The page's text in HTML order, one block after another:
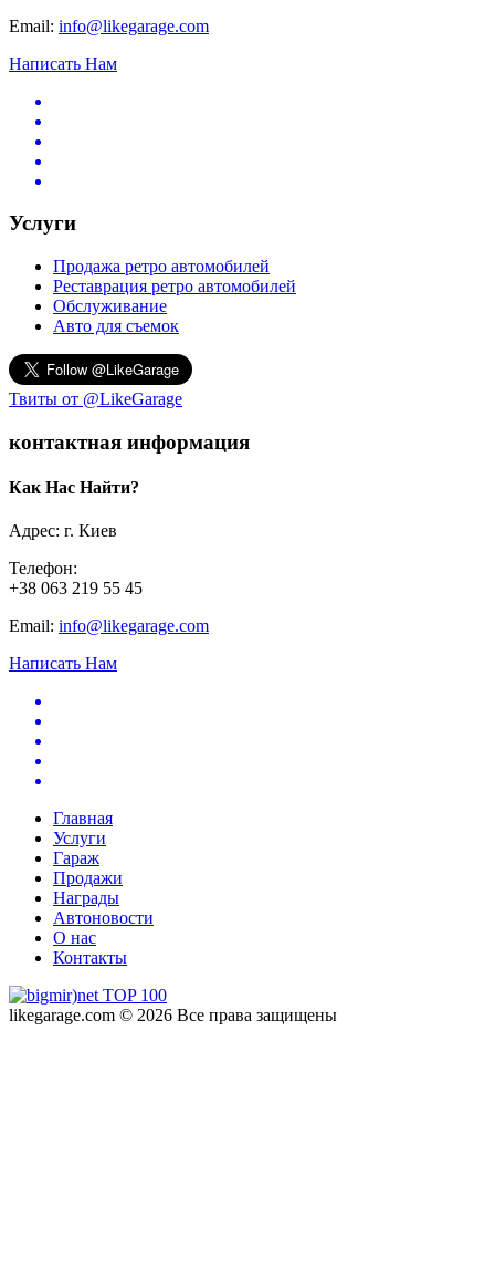
Email: info@likegarage.com
Написать Нам
Услуги
Продажа ретро автомобилей
Реставрация ретро автомобилей
Обслуживание
Авто для съемок
Твиты от @LikeGarage
контактная информация
Как Нас Найти?
Адрес: г. Киев
Телефон:
+38 063 219 55 45
Email: info@likegarage.com
Написать Нам
Главная
Услуги
Гараж
Продажи
Награды
Автоновости
О нас
Контакты
likegarage.com © 2026 Все права защищены